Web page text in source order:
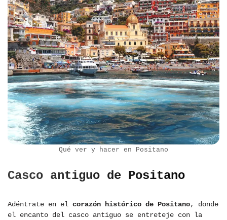
Qué ver y hacer en Positano
Casco antiguo de Positano
Adéntrate en el corazón histórico de Positano, donde
el encanto del casco antiguo se entreteje con la